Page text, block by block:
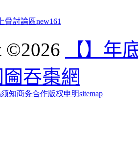
骨討論區new161
©2026
【】年
圇吞棗網
知商务合作版权申明sitemap